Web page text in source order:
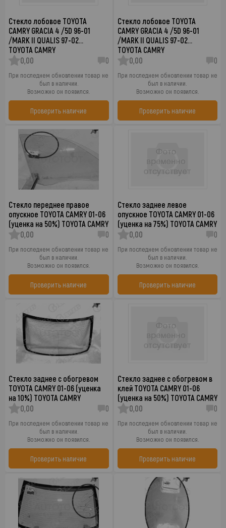
Стекло лобовое TOYOTA
CAMRY GRACIA 4 /5D 96-01
/MARK II QUALIS 97-02…
TOYOTA CAMRY
0,00
0
При последнем обновлении товар не
был в наличии.
Возможно он появился.
Проверить наличие
Стекло лобовое TOYOTA
CAMRY GRACIA 4 /5D 96-01
/MARK II QUALIS 97-02…
TOYOTA CAMRY
0,00
0
При последнем обновлении товар не
был в наличии.
Возможно он появился.
Проверить наличие
Стекло переднее правое
опускное TOYOTA CAMRY 01-06
(уценка на 50%) TOYOTA CAMRY
0,00
0
При последнем обновлении товар не
был в наличии.
Возможно он появился.
Проверить наличие
Стекло заднее левое
опускное TOYOTA CAMRY 01-06
(уценка на 75%) TOYOTA CAMRY
0,00
0
При последнем обновлении товар не
был в наличии.
Возможно он появился.
Проверить наличие
Стекло заднее с обогревом
TOYOTA CAMRY 01-06 (уценка
на 10%) TOYOTA CAMRY
0,00
0
При последнем обновлении товар не
был в наличии.
Возможно он появился.
Проверить наличие
Стекло заднее с обогревом в
клей TOYOTA CAMRY 01-06
(уценка на 50%) TOYOTA CAMRY
0,00
0
При последнем обновлении товар не
был в наличии.
Возможно он появился.
Проверить наличие